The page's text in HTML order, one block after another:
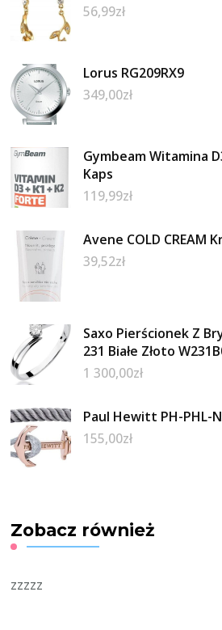
56,99zł
Lorus RG209RX9
349,00zł
Gymbeam Witamina
Kaps
119,99zł
Avene COLD CREAM
39,52zł
Saxo Pierścionek Z
231 Białe Złoto
1 300,00zł
Paul Hewitt PH-PHL-
155,00zł
Zobacz również
zzzzz